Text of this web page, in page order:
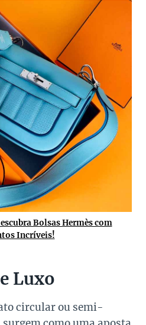
Bolsas Hermès com
Incríveis!
Luxo
circular ou semi-